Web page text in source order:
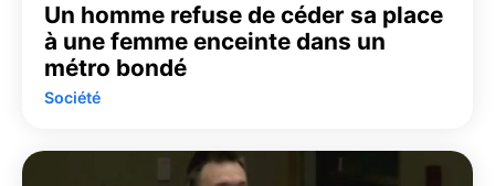
Un homme refuse de céder sa place
à une femme enceinte dans un
métro bondé
Société